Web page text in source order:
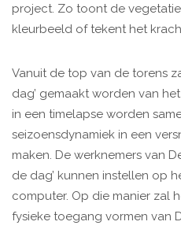
project. Zo toont de
kleurbeeld of tekent het
Vanuit de top van de torens
dag’ gemaakt worden van
in een timelapse worden
seizoensdynamiek in een
maken. De werknemers van
de dag’ kunnen instellen op
computer. Op die manier zal
fysieke toegang vormen van